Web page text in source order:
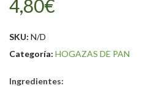
4,80€
SKU: N/D
Categoría: HOGAZAS DE PAN
Ingredientes: